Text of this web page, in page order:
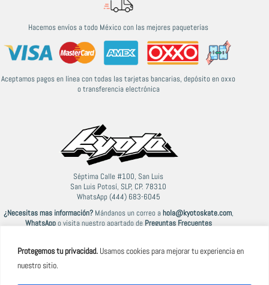
Protegemos tu privacidad. Usamos cookies para mejorar tu experiencia en
nuestro sitio.
Hacemos envíos a todo México con las mejores paqueterías
Aceptamos pagos en línea con todas las tarjetas bancarias, depósito en oxxo
o transferencia electrónica
Séptima Calle #100, San Luis
San Luis Potosí, SLP, CP. 78310
WhatsApp (444) 683-6045
¿Necesitas mas información?Mándanos un correo ahola@kyotoskate.com,
WhatsAppo visita nuestro apartado de Preguntas Frecuentes